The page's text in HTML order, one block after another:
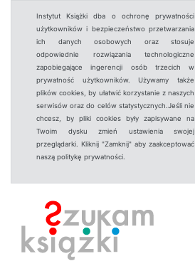
Instytut Książki dba o ochronę prywatności
użytkowników i bezpieczeństwo przetwarzania
ich danych osobowych oraz stosuje
odpowiednie rozwiązania technologiczne
zapobiegające ingerencji osób trzecich w
prywatność użytkowników. Używamy także
plików cookies, by ułatwić korzystanie z naszych
serwisów oraz do celów statystycznych.Jeśli nie
chcesz, by pliki cookies były zapisywane na
Twoim dysku zmień ustawienia swojej
przeglądarki. Kliknij "Zamknij" aby zaakceptować
naszą politykę prywatności.